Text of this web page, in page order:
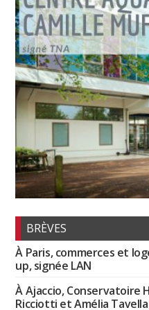
BRÈVES
À Paris, commerces et
up, signée LAN
À Ajaccio, Conservatoire
Ricciotti et Amélia Tavella